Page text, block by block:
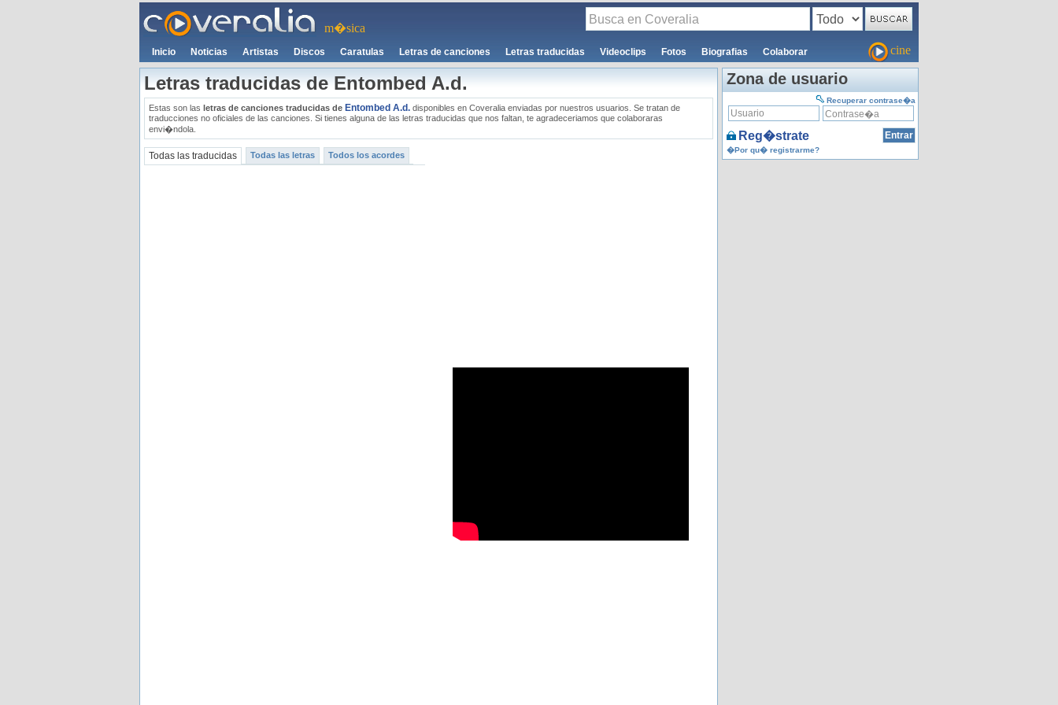
m�sica
Inicio Noticias Artistas Discos Caratulas Letras de canciones Letras traducidas Videoclips Fotos Biografias Colaborar cine
Letras traducidas de Entombed A.d.
Estas son las letras de canciones traducidas de Entombed A.d. disponibles en Coveralia enviadas por nuestros usuarios. Se tratan de
traducciones no oficiales de las canciones. Si tienes alguna de las letras traducidas que nos faltan, te agradeceriamos que colaboraras
envi�ndola.
Todas las traducidas Todas las letras Todos los acordes
Zona de usuario
Recuperar contrase�a
Reg�strate
�Por qu� registrarme?